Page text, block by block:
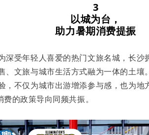
3
以城为台，
助力暑期消费提振
深受年轻人喜爱的热门文旅名城，长
、文旅与城市生活方式融为一体的土
，不仅为城市出游增添参与感，也为
的政策导向同频共振。